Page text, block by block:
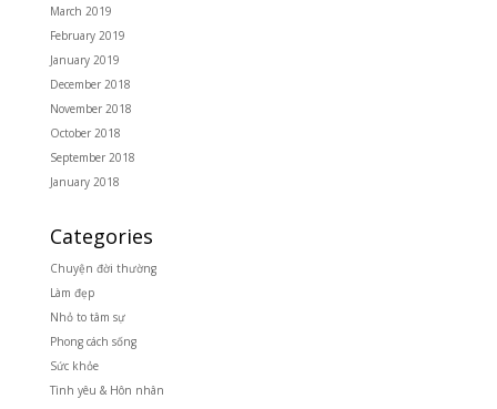
March 2019
February 2019
January 2019
December 2018
November 2018
October 2018
September 2018
January 2018
Categories
Chuyện đời thường
Làm đẹp
Nhỏ to tâm sự
Phong cách sống
Sức khỏe
Tình yêu & Hôn nhân